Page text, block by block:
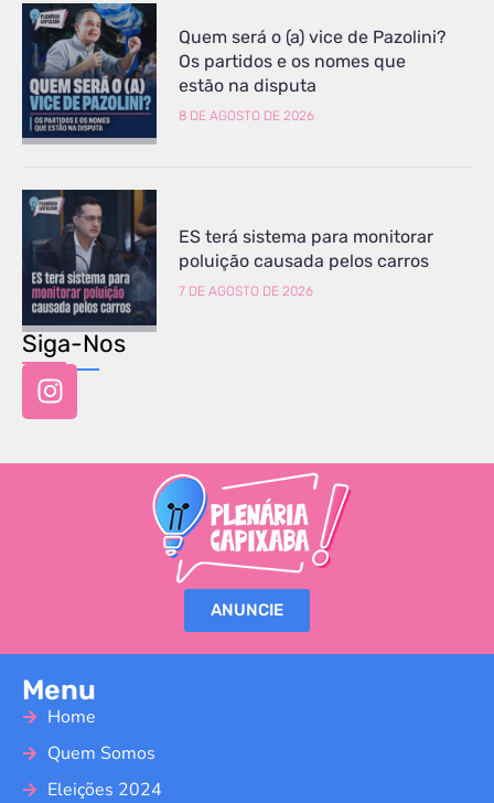
Quem será o (a) vice de Pazolini?
Os partidos e os nomes que
estão na disputa
8 DE AGOSTO DE 2026
ES terá sistema para monitorar
poluição causada pelos carros
7 DE AGOSTO DE 2026
Siga-Nos
ANUNCIE
Menu
Home
Quem Somos
Eleições 2024